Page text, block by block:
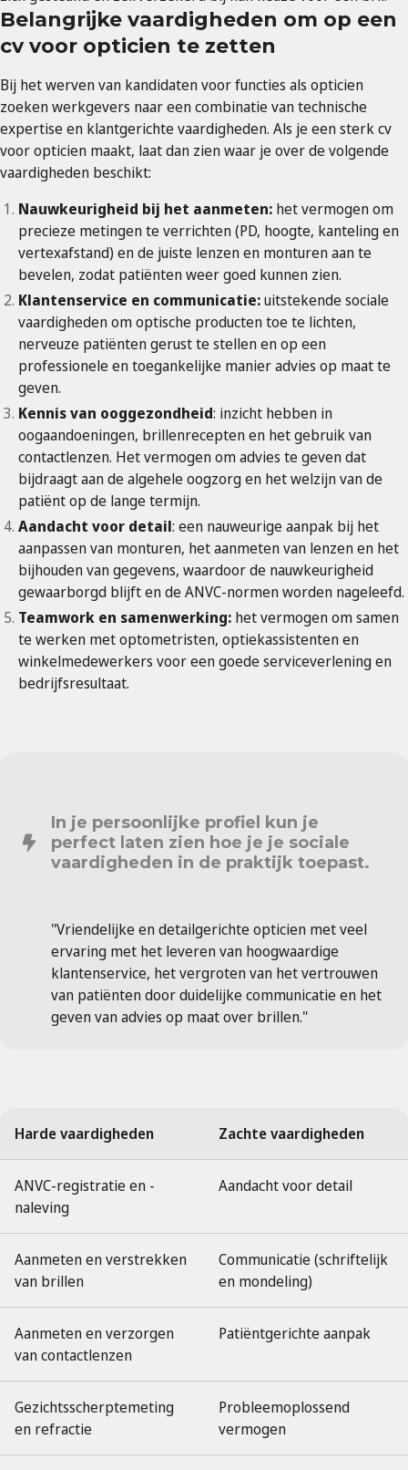
Belangrijke vaardigheden om op een
cv voor opticien te zetten
Bij het werven van kandidaten voor functies als opticien
zoeken werkgevers naar een combinatie van technische
expertise en klantgerichte vaardigheden. Als je een sterk cv
voor opticien maakt, laat dan zien waar je over de volgende
vaardigheden beschikt:
Nauwkeurigheid bij het aanmeten: het vermogen om
precieze metingen te verrichten (PD, hoogte, kanteling en
vertexafstand) en de juiste lenzen en monturen aan te
bevelen, zodat patiënten weer goed kunnen zien.
Klantenservice en communicatie:uitstekende sociale
vaardigheden om optische producten toe te lichten,
nerveuze patiënten gerust te stellen en op een
professionele en toegankelijke manier advies op maat te
geven.
Kennis van ooggezondheid: inzicht hebben in
oogaandoeningen, brillenrecepten en het gebruik van
contactlenzen. Het vermogen om advies te geven dat
bijdraagt ​​aan de algehele oogzorg en het welzijn van de
patiënt op de lange termijn.
Aandacht voor detail: een nauweurige aanpak bij het
aanpassen van monturen, het aanmeten van lenzen en het
bijhouden van gegevens, waardoor de nauwkeurigheid
gewaarborgd blijft en de ANVC-normen worden nageleefd.
Teamwork en samenwerking: het vermogen om samen
te werken met optometristen, optiekassistenten en
winkelmedewerkers voor een goede serviceverlening en
bedrijfsresultaat.
In je persoonlijke profiel kun je
perfect laten zien hoe je je sociale
vaardigheden in de praktijk toepast.
"Vriendelijke en detailgerichte opticien met veel
ervaring met het leveren van hoogwaardige
klantenservice, het vergroten van het vertrouwen
van patiënten door duidelijke communicatie en het
geven van advies op maat over brillen."
Harde vaardigheden Zachte vaardigheden
ANVC-registratie en -
naleving
Aandacht voor detail
Aanmeten en verstrekken
van brillen
Communicatie (schriftelijk
en mondeling)
Aanmeten en verzorgen
van contactlenzen
Patiëntgerichte aanpak
Gezichtsscherptemeting
en refractie
Probleemoplossend
vermogen